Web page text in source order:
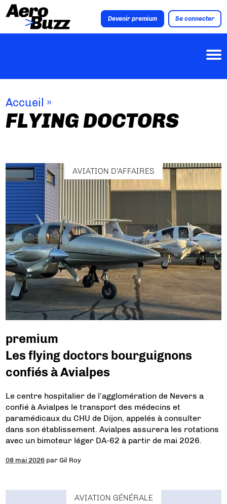
Devenir premium Se connecter
Accueil »
FLYING DOCTORS
AVIATION D'AFFAIRES
premium
Les flying doctors bourguignons
confiés à Avialpes
Le centre hospitalier de l’agglomération de Nevers a
confié à Avialpes le transport des médecins et
paramédicaux du CHU de Dijon, appelés à consulter
dans son établissement. Avialpes assurera les rotations
avec un bimoteur léger DA-62 à partir de mai 2026.
08 mai 2026 parGil Roy
AVIATION GÉNÉRALE